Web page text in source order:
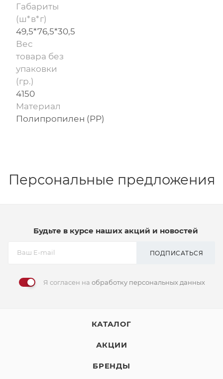
Габариты
(ш*в*г)
49,5*76,5*30,5
Вес
товара без
упаковки
(гр.)
4150
Материал
Полипропилен (PP)
Персональные предложения
Будьте в курсе наших акций и новостей
ПОДПИСАТЬСЯ
Я согласен на обработку персональных данных
КАТАЛОГ
АКЦИИ
БРЕНДЫ